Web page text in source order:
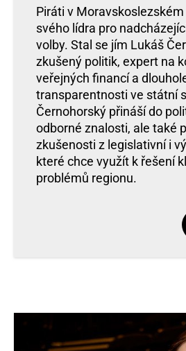
Piráti v
svého lídra pro
volby. Stal se jím Lukáš
zkušený politik, expert na
veřejných financí a
transparentnosti ve státní
Černohorský přináší do
odborné znalosti, ale také
zkušenosti z legislativní i
které chce využít k řešení
problémů regionu.